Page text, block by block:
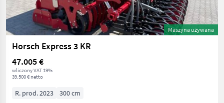
Maszyna używana
Horsch Express 3 KR
47.005 €
wliczony VAT 19%
39.500 € netto
R. prod. 2023
300 cm